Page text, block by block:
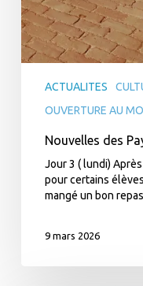
ACTUALITES
OUVERTURE AU
Nouvelles des
Jour 3 ( lundi)
pour certains
mangé un bon
9 mars 2026